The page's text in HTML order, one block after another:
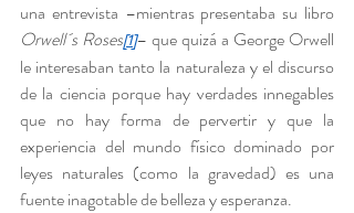
Orwell´s Roses[1]– que quizá a George Orwell
le interesaban tanto la naturaleza y el discurso
de la ciencia porque hay verdades innegables
que no hay forma de pervertir y que la
experiencia del mundo físico dominado por
leyes naturales (como la gravedad) es una
fuente inagotable de belleza y esperanza.